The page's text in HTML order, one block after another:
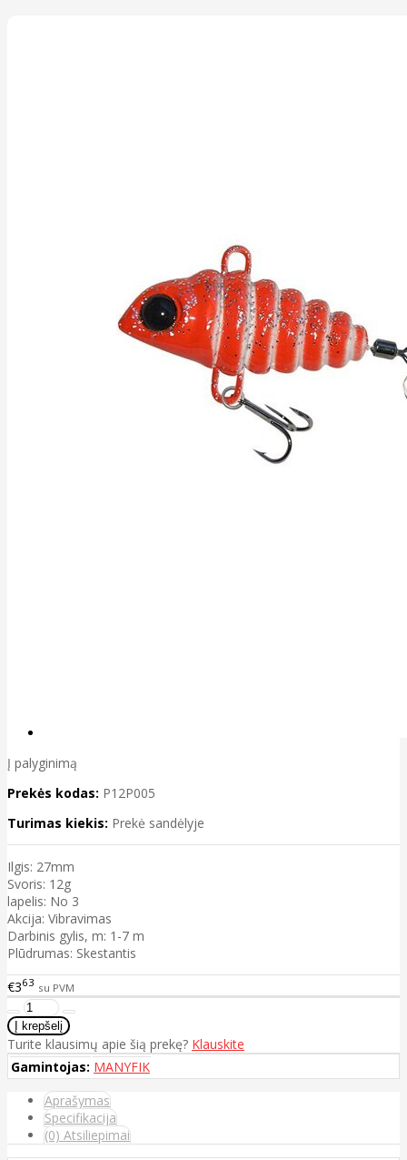
Į palyginimą
Prekės kodas: P12P005
Turimas kiekis: Prekė sandėlyje
Ilgis: 27mm
Svoris: 12g
lapelis: No 3
Akcija: Vibravimas
Darbinis gylis, m: 1-7 m
Plūdrumas: Skestantis
€363 su PVM
Turite klausimų apie šią prekę? Klauskite
Gamintojas: MANYFIK
Aprašymas
Specifikacija
(0) Atsiliepimai